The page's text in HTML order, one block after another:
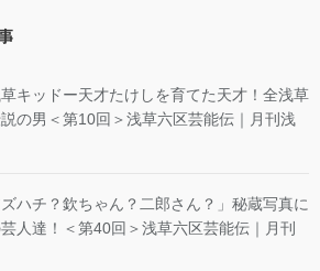
草キッドー天才たけしを育てた天才！全浅草
の男＜第10回＞浅草六区芸能伝｜月刊浅
ズハチ？欽ちゃん？二郎さん？」秘蔵写真に
人達！＜第40回＞浅草六区芸能伝｜月刊